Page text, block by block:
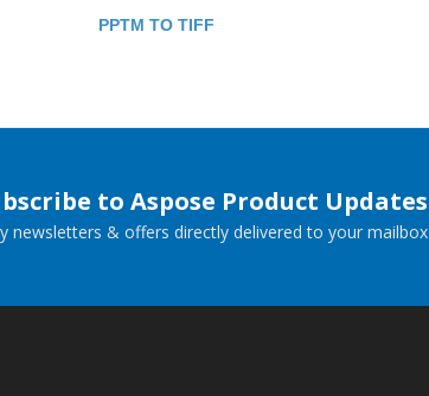
PPTM TO TIFF
to Aspose Product Updates
newsletters & offers directly delivered to your mailbox.